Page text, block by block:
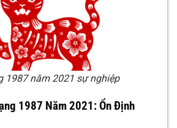
1987 năm 2021 sự nghiệp
1987 Năm 2021: Ổn Định